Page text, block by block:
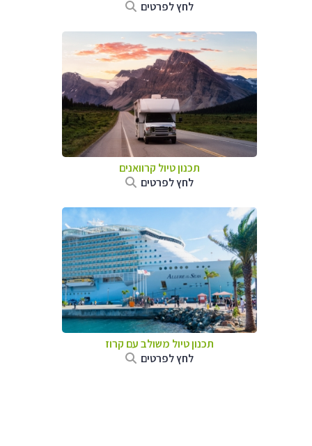
לחץ לפרטים
תכנון טיול קרוואנים
לחץ לפרטים
תכנון טיול משולב עם קרוז
לחץ לפרטים